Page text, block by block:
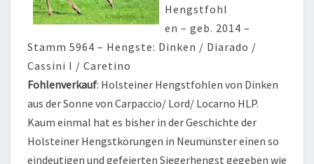
Hengstfohl
en – geb. 2014 –
Stamm 5964 – Hengste: Dinken / Diarado /
Cassini I / Caretino
Fohlenverkauf: Holsteiner Hengstfohlen von Dinken
aus der Sonne von Carpaccio/ Lord/ Locarno HLP.
Kaum einmal hat es bisher in der Geschichte der
Holsteiner Hengstkörungen in Neumünster einen so
eindeutigen und gefeierten Siegerhengst gegeben wie